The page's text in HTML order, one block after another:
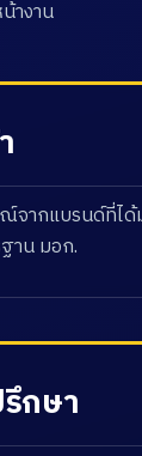
างาน
จากแบรนด์ที่ไ
าน มอก.
กษา